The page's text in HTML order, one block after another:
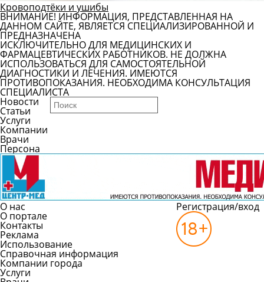
Кровоподтёки и ушибы
ВНИМАНИЕ! ИНФОРМАЦИЯ, ПРЕДСТАВЛЕННАЯ НА
ДАННОМ САЙТЕ, ЯВЛЯЕТСЯ СПЕЦИАЛИЗИРОВАННОЙ И
ПРЕДНАЗНАЧЕНА
ИСКЛЮЧИТЕЛЬНО ДЛЯ МЕДИЦИНСКИХ И
ФАРМАЦЕВТИЧЕСКИХ РАБОТНИКОВ. НЕ ДОЛЖНА
ИСПОЛЬЗОВАТЬСЯ ДЛЯ САМОСТОЯТЕЛЬНОЙ
ДИАГНОСТИКИ И ЛЕЧЕНИЯ. ИМЕЮТСЯ
ПРОТИВОПОКАЗАНИЯ. НЕОБХОДИМА КОНСУЛЬТАЦИЯ
СПЕЦИАЛИСТА
Новости
Статьи
Услуги
Компании
Врачи
Персона
О нас
О портале
Контакты
Реклама
Использование
Справочная информация
Компании города
Услуги
Регистрация/вход